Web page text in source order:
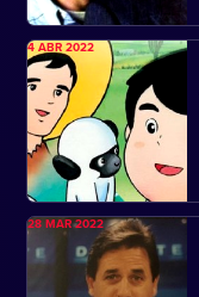
4 ABR 2022
28 MAR 2022